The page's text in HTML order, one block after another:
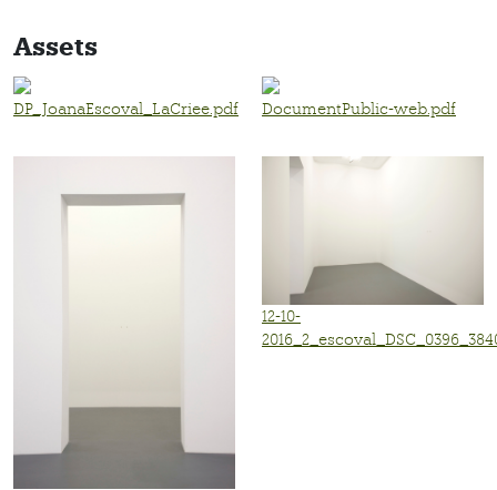
Assets
DP_JoanaEscoval_LaCriee.pdf DocumentPublic-web.pdf
12-10-